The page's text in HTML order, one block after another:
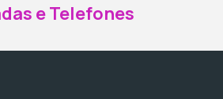
e Telefones